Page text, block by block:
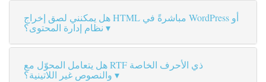
هل يمكنني لصق إخراج HTML مباشرةً في WordPress أو
نظام إدارة المحتوى؟
هل يتعامل المحوّل مع RTF ذي الأحرف الخاصة
والنصوص غير اللاتينية؟